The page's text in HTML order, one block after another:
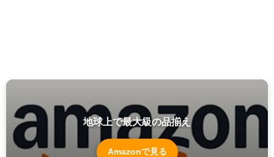
地球上で最大級の品揃え
Amazonで見る